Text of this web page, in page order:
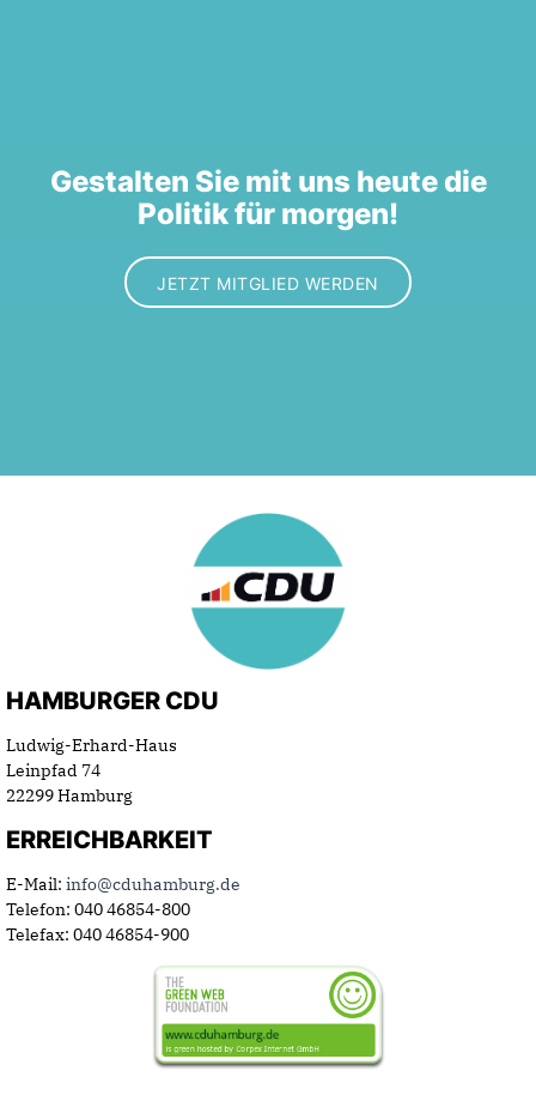
Gestalten Sie mit uns heute die
Politik für morgen!
JETZT MITGLIED WERDEN
HAMBURGER CDU
Ludwig-Erhard-Haus
Leinpfad 74
22299 Hamburg
ERREICHBARKEIT
E-Mail: info@cduhamburg.de
Telefon: 040 46854-800
Telefax: 040 46854-900